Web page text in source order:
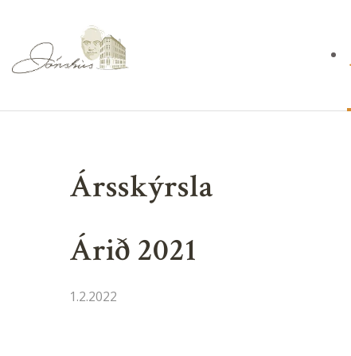
Ársskýrsla
Árið 2021
1.2.2022